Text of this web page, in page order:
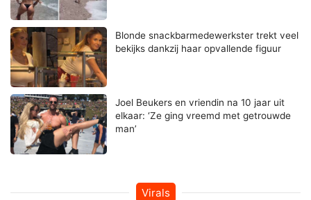
Blonde snackbarmedewerkster trekt veel
bekijks dankzij haar opvallende figuur
Joel Beukers en vriendin na 10 jaar uit
elkaar: ‘Ze ging vreemd met getrouwde
man’
Virals